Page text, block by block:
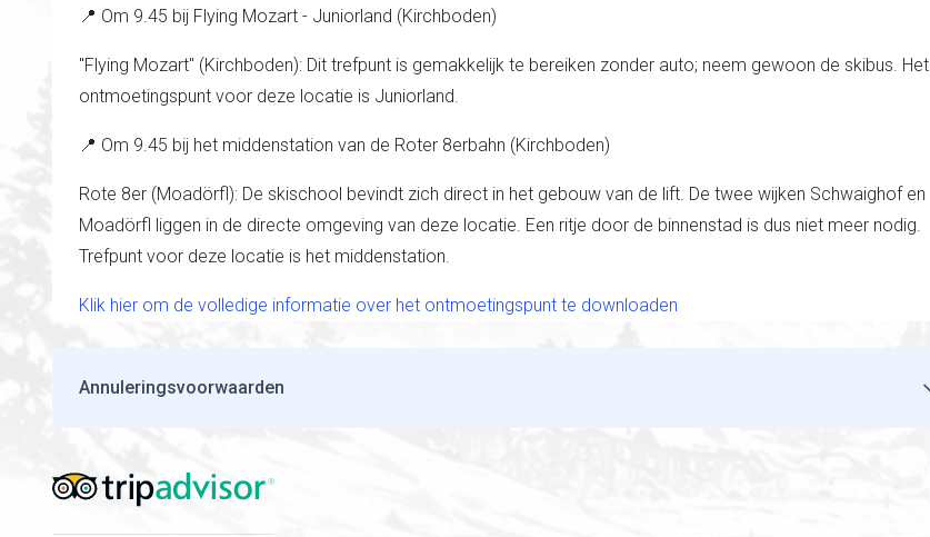
📍 Om 9.45 bij Flying Mozart - Juniorland (Kirchboden)
"Flying Mozart" (Kirchboden): Dit trefpunt is gemakkelijk te bereiken zonder auto; neem gewoon de skibus. Het
ontmoetingspunt voor deze locatie is Juniorland.
📍 Om 9.45 bij het middenstation van de Roter 8erbahn (Kirchboden)
Rote 8er (Moadörfl): De skischool bevindt zich direct in het gebouw van de lift. De twee wijken Schwaighof en
Moadörfl liggen in de directe omgeving van deze locatie. Een ritje door de binnenstad is dus niet meer nodig.
Trefpunt voor deze locatie is het middenstation.
Klik hier om de volledige informatie over het ontmoetingspunt te downloaden
Annuleringsvoorwaarden